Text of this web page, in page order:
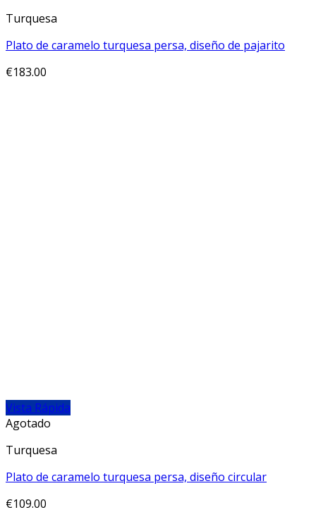
Turquesa
Plato de caramelo turquesa persa, diseño de pajarito
€183.00
Vista Rápida
Agotado
Turquesa
Plato de caramelo turquesa persa, diseño circular
€109.00